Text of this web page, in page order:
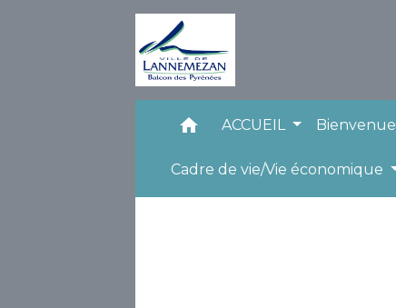
home ACCUEIL Bienvenue
Cadre de vie/Vie économique